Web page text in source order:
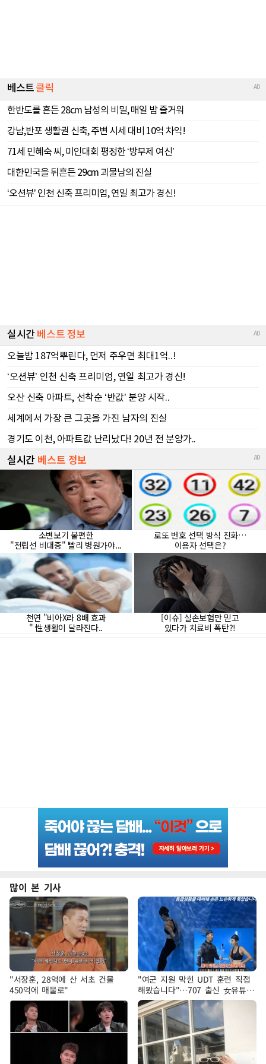
많이 본 기사
"서장훈, 28억에 산 서초 건물
450억에 매물로"
"여군 지원 막힌 UDT 훈련 직접
해봤습니다"…707 출신 女유튜버
'완벽 소화'